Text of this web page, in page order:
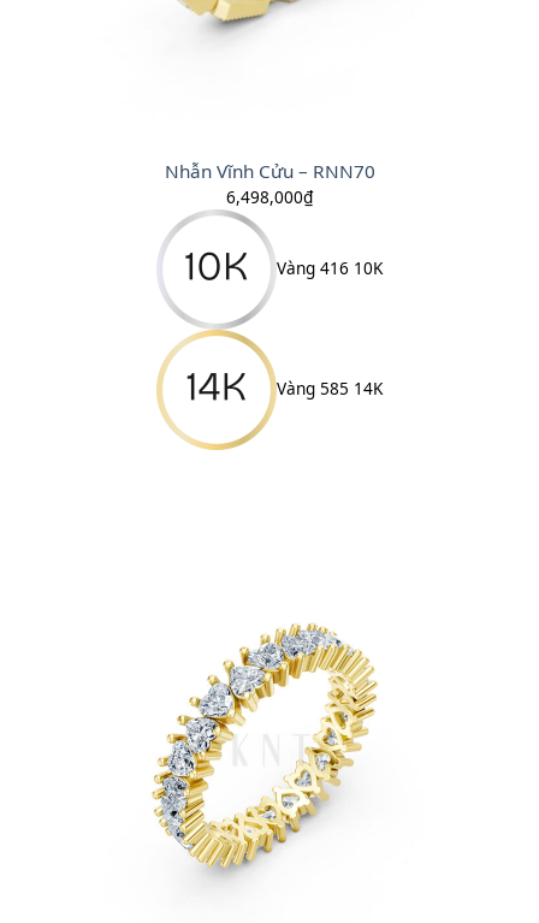
Nhẫn Vĩnh Cửu – RNN70
6,498,000₫
Vàng 416 10K
Vàng 585 14K